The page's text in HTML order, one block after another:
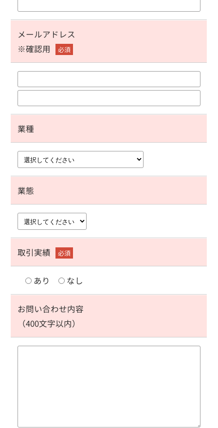
メールアドレス
※確認用
必須
業種
業態
取引実績 必須
あり なし
お問い合わせ内容
（400文字以内）